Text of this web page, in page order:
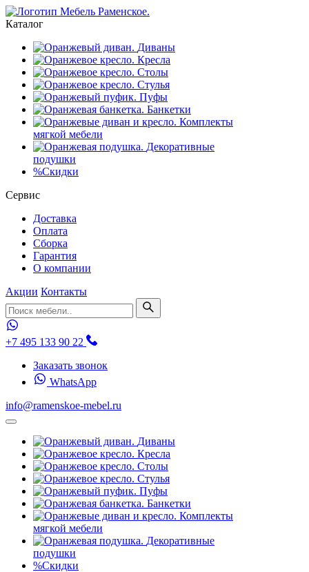
Каталог
Диваны
Кресла
Столы
Стулья
Пуфы
Банкетки
Комплекты
мягкой мебели
Декоративные
подушки
%Скидки
Сервис
Доставка
Оплата
Сборка
Гарантия
О компании
Акции Контакты
+7 495 133 90 22
Заказать звонок
WhatsApp
info@ramenskoe-mebel.ru
Диваны
Кресла
Столы
Стулья
Пуфы
Банкетки
Комплекты
мягкой мебели
Декоративные
подушки
%Скидки